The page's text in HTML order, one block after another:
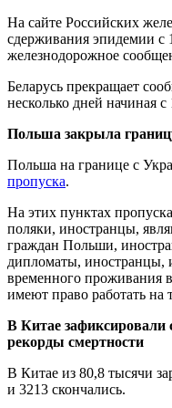
На сайте Российских
сдерживания эпидемии с
железнодорожное
Беларусь прекращает
несколько дней начиная с
Польша закрыла
Польша на границе с
пропуска.
На этих пунктах
поляки, иностранцы,
граждан Польши,
дипломаты, иностранцы,
временного проживания
имеют право работать
В Китае зафиксировали
рекорды смертности
В Китае из 80,8 тысячи
и 3213 скончались.